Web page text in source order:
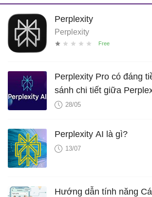
Perplexity
Perplexity
Perplexity Pro có đáng
sánh chi tiết giữa
miễn phí
28/05
Perplexity AI là gì?
13/07
Hướng dẫn tính năng